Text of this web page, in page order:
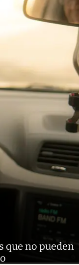
que no pueden